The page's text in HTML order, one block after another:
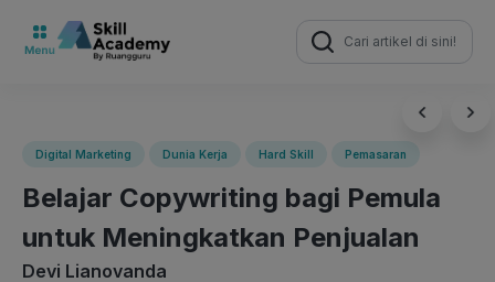
Search
for:
Digital Marketing Dunia Kerja Hard Skill Pemasaran
Belajar Copywriting bagi Pemula
untuk Meningkatkan Penjualan
Devi Lianovanda